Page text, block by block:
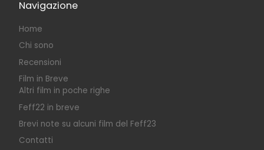
Navigazione
Home
Chi sono
Recensioni
Film in Breve
Altri film in poche righe
Feff22 in breve
Brevi note su alcuni film del Feff23
Contatti